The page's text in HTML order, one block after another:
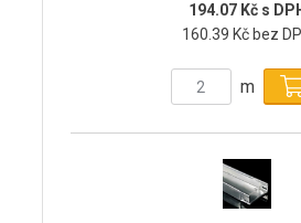
194.07 Kč s
160.39 Kč bez
m